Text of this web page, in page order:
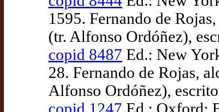
1595. Fernando de
(tr. Alfonso Ordóñez),
copid 8487 Ed.: New
28. Fernando de Rojas,
Alfonso Ordóñez),